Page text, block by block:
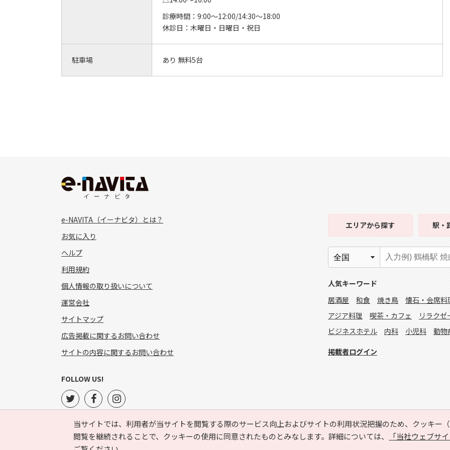
診療時間： 9:00～12:00/14:30～18:00
休診日： 木曜日・日曜日・祝日
駐車場 あり 無料5台
当サイトでは、利用者が当サイトを閲覧する際のサービス向上およびサイトの利用状況把握のため、クッキー
閲覧を継続されることで、クッキーの使用に同意されたものとみなします。詳細については、
「当社ウェブサ
e-NAVITA（イーナビタ）とは？
お気に入り
ヘルプ
利用規約
個人情報の取り扱いについて
運営会社
サイトマップ
広告掲載に関するお問い合わせ
サイトの内容に関するお問い合わせ
エリアから探す 駅・
人気キーワード
居酒屋
和食 焼き鳥 懐石・会席料
アジア料理
喫茶・カフェ リラクゼ
ビジネスホテル
内科 小児科 動物
掲載者ログイン
FOLLOW US!
Copyright © HYOJITO.Co.,Ltd. All Rights Reserved.